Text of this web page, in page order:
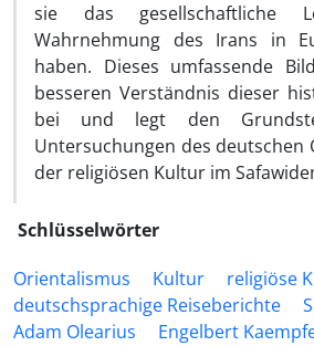
sie das gesellschaftliche
Wahrnehmung des Irans in
haben. Dieses umfassende
besseren Ver­ständnis dieser
bei und legt den
Untersuchungen des deutschen
der religiösen Kultur im
Schlüsselwörter
Orientalismus
Kultur
religiöse
deutschsprachige Reise‌berichte
Adam Olearius
Engelbert